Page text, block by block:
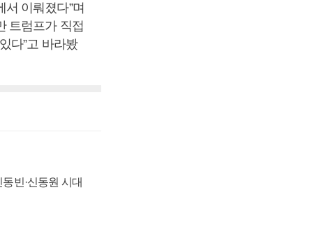
이뤄졌다”며
트럼프가 직접
다”고 바라봤
빈·신동원 시대